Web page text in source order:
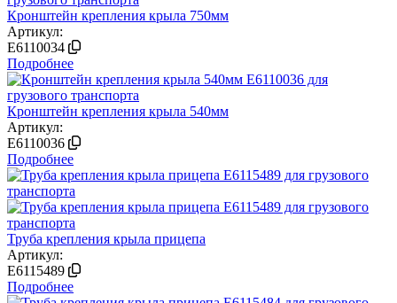
Кронштейн крепления крыла 750мм
Артикул:
E6110034
Подробнее
Кронштейн крепления крыла 540мм
Артикул:
E6110036
Подробнее
Труба крепления крыла прицепа
Артикул:
E6115489
Подробнее